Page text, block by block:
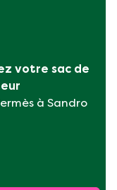
votre sac de
à Sandro